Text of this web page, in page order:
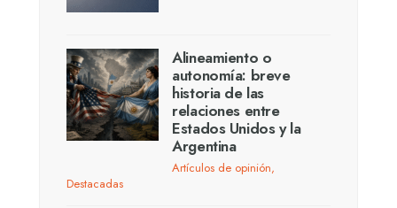
Alineamiento o
autonomía: breve
historia de las
relaciones entre
Estados Unidos y la
Argentina
Artículos de opinión,
Destacadas